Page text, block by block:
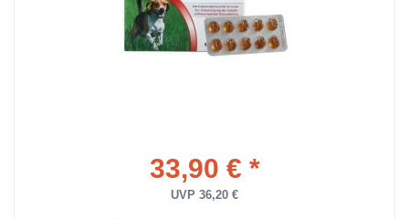
33,90 € *
UVP 36,20 €